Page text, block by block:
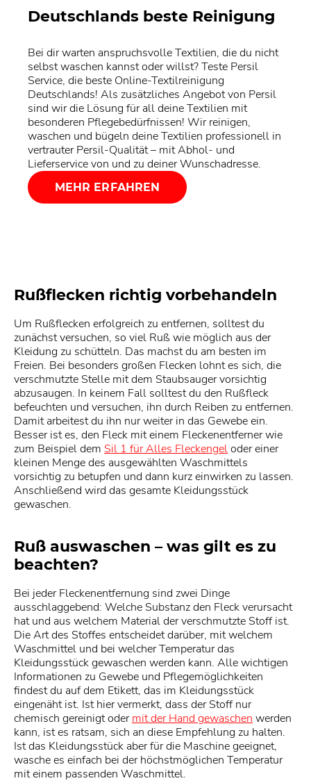
Deutschlands beste Reinigung
Bei dir warten anspruchsvolle Textilien, die du nicht
selbst waschen kannst oder willst? Teste Persil
Service, die beste Online-Textilreinigung
Deutschlands! Als zusätzliches Angebot von Persil
sind wir die Lösung für all deine Textilien mit
besonderen Pflegebedürfnissen! Wir reinigen,
waschen und bügeln deine Textilien professionell in
vertrauter Persil-Qualität – mit Abhol- und
Lieferservice von und zu deiner Wunschadresse.
MEHR ERFAHREN
Rußflecken richtig vorbehandeln
Um Rußflecken erfolgreich zu entfernen, solltest du
zunächst versuchen, so viel Ruß wie möglich aus der
Kleidung zu schütteln. Das machst du am besten im
Freien. Bei besonders großen Flecken lohnt es sich, die
verschmutzte Stelle mit dem Staubsauger vorsichtig
abzusaugen. In keinem Fall solltest du den Rußfleck
befeuchten und versuchen, ihn durch Reiben zu entfernen.
Damit arbeitest du ihn nur weiter in das Gewebe ein.
Besser ist es, den Fleck mit einem Fleckenentferner wie
zum Beispiel dem Sil 1 für Alles Fleckengeloder einer
kleinen Menge des ausgewählten Waschmittels
vorsichtig zu betupfen und dann kurz einwirken zu lassen.
Anschließend wird das gesamte Kleidungsstück
gewaschen.
Ruß auswaschen – was gilt es zu
beachten?
Bei jeder Fleckenentfernung sind zwei Dinge
ausschlaggebend: Welche Substanz den Fleck verursacht
hat und aus welchem Material der verschmutzte Stoff ist.
Die Art des Stoffes entscheidet darüber, mit welchem
Waschmittel und bei welcher Temperatur das
Kleidungsstück gewaschen werden kann. Alle wichtigen
Informationen zu Gewebe und Pflegemöglichkeiten
findest du auf dem Etikett, das im Kleidungsstück
eingenäht ist. Ist hier vermerkt, dass der Stoff nur
chemisch gereinigt odermit der Hand gewaschen werden
kann, ist es ratsam, sich an diese Empfehlung zu halten.
Ist das Kleidungsstück aber für die Maschine geeignet,
wasche es einfach bei der höchstmöglichen Temperatur
mit einem passenden Waschmittel.